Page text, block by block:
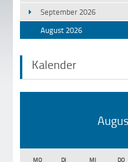
September 2026
August 2026
Kalender
MO DI MI DO